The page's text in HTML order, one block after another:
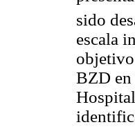
sido
escala
BZD